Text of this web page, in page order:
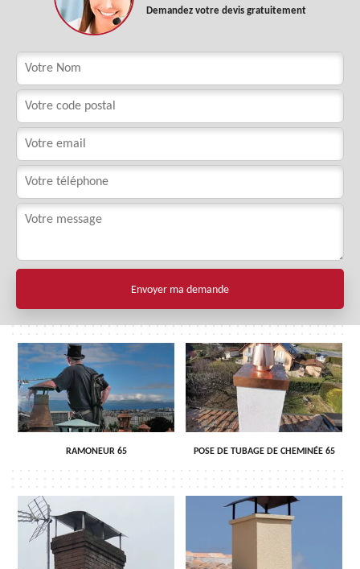
Demandez votre devis gratuitement
RAMONEUR 65 POSE DE TUBAGE DE CHEMINÉE 65